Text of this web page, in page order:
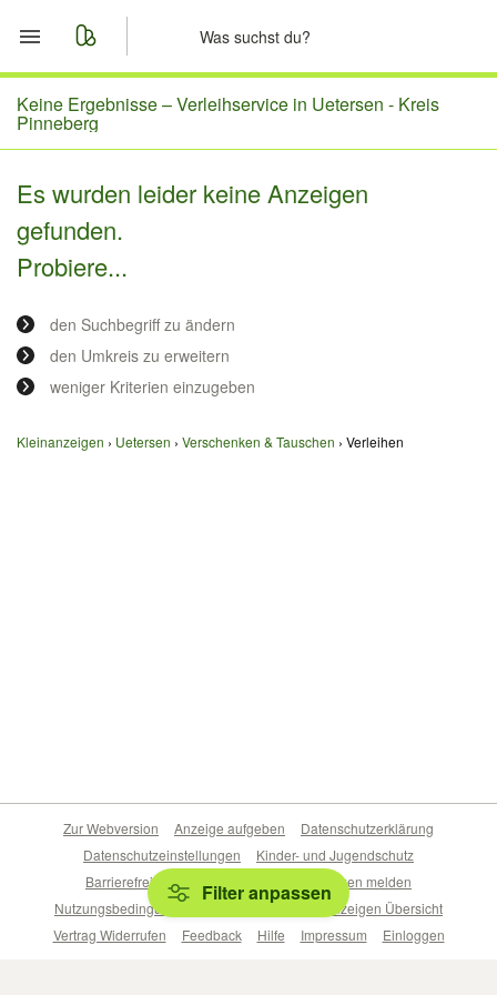
Start
Merkliste
Nachrichten
Anzeige aufgeben
Keine Ergebnisse –Verleihservice in Uetersen - Kreis
Pinneberg
Es wurden leider keine Anzeigen
gefunden.
Probiere...
den Suchbegriff zu ändern
den Umkreis zu erweitern
weniger Kriterien einzugeben
Kleinanzeigen Uetersen Verschenken & Tauschen Verleihen
Filter anpassen
Zur Webversion Anzeige aufgeben
Datenschutzerklärung
Datenschutzeinstellungen
Kinder- und Jugendschutz
Barrierefreiheitserklärung
Sicherheitslücken melden
Nutzungsbedingungen
Beliebte Suchen
Anzeigen Übersicht
Vertrag Widerrufen
Feedback Hilfe Impressum Einloggen